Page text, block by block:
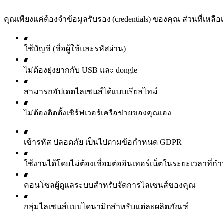
คุณเพียงแค่ต้องจำข้อมูลรับรอง (credentials) ของคุณ ส่วนที่เหลือ
ใช้บัญชี (ชื่อผู้ใช้และรหัสผ่าน)
ไม่ต้องยุ่งยากกับ USB และ dongle
สามารถอัปเดตไลเซนส์ได้แบบเรียลไทม์
ไม่ต้องติดตั้งเซิร์ฟเวอร์เครือข่ายของคุณเอง
เข้ารหัส ปลอดภัย เป็นไปตามข้อกำหนด GDPR
ใช้งานได้โดยไม่ต้องเชื่อมต่ออินเทอร์เน็ตในระยะเวลาที่ก
คอนโซลผู้ดูแลระบบสำหรับจัดการไลเซนส์ของคุณ
กลุ่มไลเซนส์แบบไดนามิกสำหรับแต่ละผลิตภัณฑ์